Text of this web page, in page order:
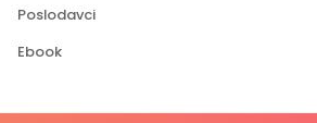
Poslodavci
Ebook